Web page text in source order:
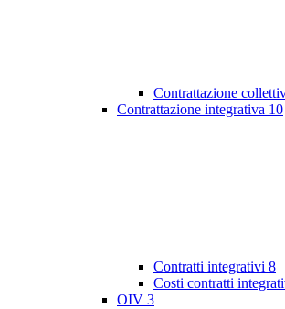
Contrattazione
Contrattazione integrativa 10
Contratti integrativi 8
Costi contratti
OIV 3